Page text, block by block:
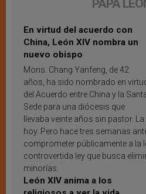
PAPA
En virtud del acuerdo con
China, León XIV nombra un
nuevo obispo
Mons. Chang Yanfeng, de 42
años, ha sido nombrado en
del Acuerdo entre China y la
Sede para una diócesis que
llevaba veinte años sin pastor.
hoy. Pero hace tres semanas
comprometer públicamente a la
controvertida ley que busca
minorías.
León XIV anima a los